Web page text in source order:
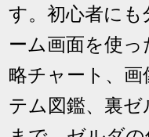
す。初心者に
ーム画面を使
略チャート、画
テム図鑑、裏